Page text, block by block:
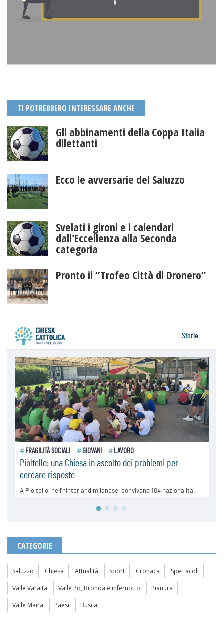
TI POTREBBERO INTERESSARE ANCHE
Gli abbinamenti della Coppa Italia
dilettanti
Ecco le avversarie del Saluzzo
Svelati i gironi e i calendari
dall'Eccellenza alla Seconda
categoria
Pronto il “Trofeo Città di Dronero”
CATEGORIE
Saluzzo Chiesa Attualità Sport Cronaca
Spettacoli
Valle Varaita
Valle Po, Bronda e infernotto
Pianura
Valle Maira
Paesi Busca